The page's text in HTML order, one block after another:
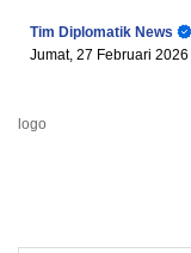
Tim Diplomatik News
Jumat, 27 Februari 2026
logo